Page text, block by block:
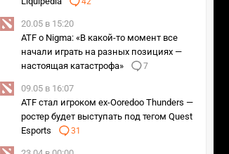
20.05 в 15:20
ATF о Nigma: «В какой-то момент все
начали играть на разных позициях —
настоящая катастрофа»
7
09.05 в 16:07
ATF стал игроком ex-Ooredoo Thunders —
ростер будет выступать под тегом Quest
Esports
31